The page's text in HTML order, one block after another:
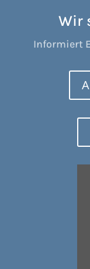
Wir
Informiert